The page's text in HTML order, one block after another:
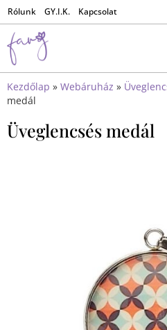
Rólunk GY.I.K. Kapcsolat
Kezdőlap » Webáruház »
medál
Üveglencsés medál